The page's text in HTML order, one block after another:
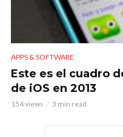
APPS & SOFTWARE
Este es el cuadro
de iOS en 2013
154 views 3 min read